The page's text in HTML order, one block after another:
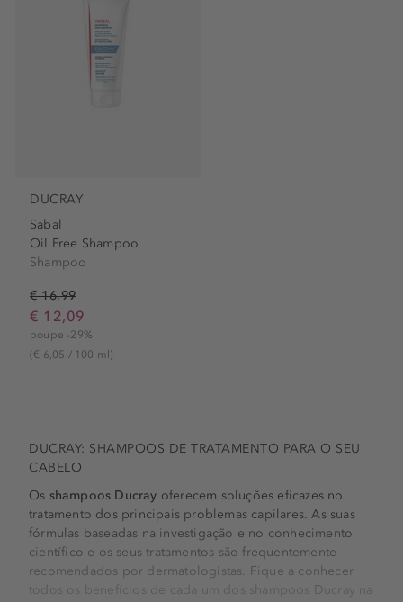
DUCRAY
Sabal
Oil Free Shampoo
Shampoo
€ 16,99
€ 12,09
poupe -29%
(€ 6,05 / 100 ml)
DUCRAY: SHAMPOOS DE TRATAMENTO PARA O SEU
CABELO
Os shampoos Ducray oferecem soluções eficazes no
tratamento dos principais problemas capilares. As suas
fórmulas baseadas na investigação e no conhecimento
científico e os seus tratamentos são frequentemente
recomendados por dermatologistas. Fique a conhecer
todos os benefícios de cada um dos shampoos Ducray na